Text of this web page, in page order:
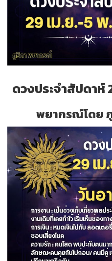
ดวงประจำสัปดาห์
พยากรณ์โดย